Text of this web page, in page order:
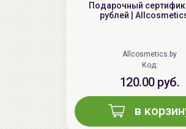
Подарочный
рублей |
Allcosmetics.by
Код:
120.00 руб.
в